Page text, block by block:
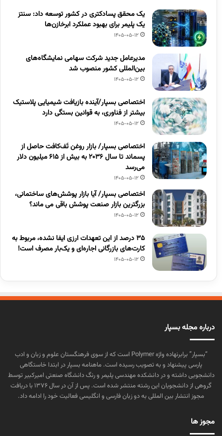
یک محقق پسادکتری در کشور توسعه داد: سنتز
یک پلیمر برای بهبود عملکرد ابرخازن‌ها
1405-05-12
مدیرعامل جدید شرکت سهامی نمایشگاه‌های
بین‌المللی کشور منصوب شد
1405-05-12
اختصاصی بسپار/آینده بازیافت شیمیایی پلاستیک
بیشتر از فناوری، به قوانین بستگی دارد
1405-05-12
اختصاصی بسپار/ بازار روغن تَف‌کافت حاصل از
پسماند تا سال ۲۰۳۶ به بیش از ۶۱۵ میلیون دلار
می‌رسد
1405-05-12
اختصاصی بسپار/ آیا بازار پوشش‌های ساختمانی،
بزرگترین بازار صنعت پوشش باقی می ماند؟
1405-05-12
۳۵ درصد از این تعهدات ارزی ایفا نشده، مربوط به
کارت‌های بازرگانی اجاره‌ای و یک‌بار مصرف است!
1405-05-12
درباره مجله بسپار
“بسپار” برابرنهاده واژه Polymer است که از سوی فرهنگستان علوم و زبان و ادب
پارسی پیشنهاد و به تصویب رسیده است. ماهنامه بسپار در ابتدا خاستگاهی
دانشجویی داشته و در دانشکده مهندسی پلیمر و رنگ دانشگاه صنعتی امیرکبیر توسط
گروهی از دانشجویان این رشته منتشر شده است. پس از آن در سال ۱۳۷۶ با دریافت
مجوز انتشار بین المللی به دو زبان فارسی و انگلیسی فعالیت خود را ادامه داد.
مجوز ها